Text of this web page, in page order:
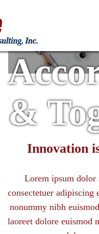
&
Innovation
Lorem ipsum dolor
consectetuer adipiscing
nonummy nibh
laoreet dolore euismod